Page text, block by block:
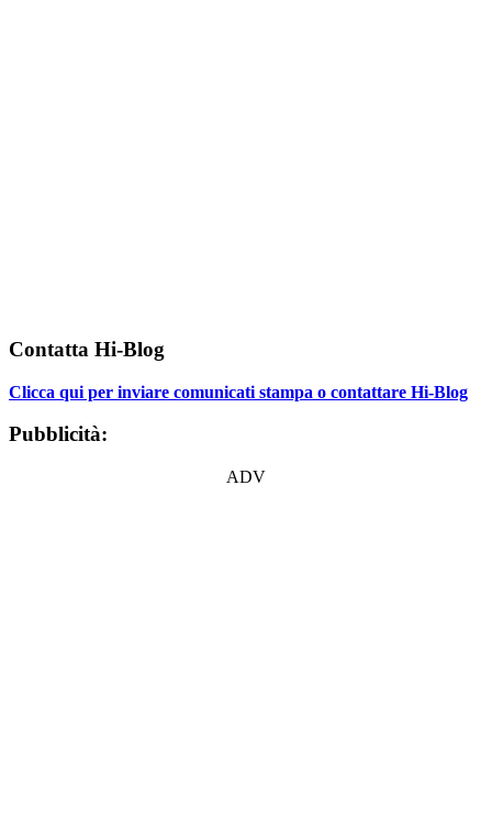
Contatta Hi-Blog
Clicca qui per inviare comunicati stampa o contattare Hi-Blog
Pubblicità:
ADV